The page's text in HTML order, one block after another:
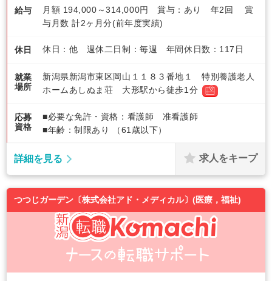
給与
月額 194,000～314,000円 賞与：あり 年2回 賞
与月数 計2ヶ月分(前年度実績)
休日 休日：他 週休二日制：毎週 年間休日数：117日
就業
場所
新潟県新潟市東区岡山１１８３番地１ 特別養護老人
ホームあしぬま荘 大形駅から徒歩1分
応募
資格
■必要な免許・資格：看護師 准看護師
■年齢：制限あり （61歳以下）
詳細を見る 求人をキープ
つつじガーデン〔株式会社アド・メディカル〕(医療，福祉)